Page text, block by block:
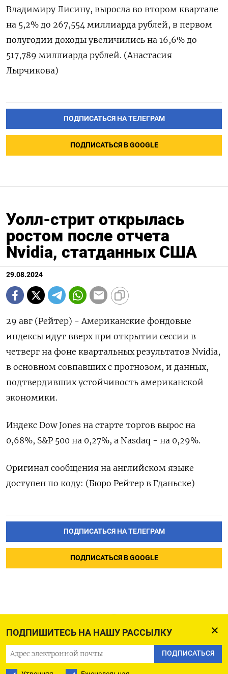
ПОДПИШИТЕСЬ НА НАШУ РАССЫЛКУ
ПОДПИСАТЬСЯ
Владимиру Лисину, выросла во втором квартале
на 5,2% до 267,554 миллиарда рублей, в первом
полугодии доходы увеличились на 16,6% до
517,789 миллиарда рублей. (Анастасия
Лырчикова)
ПОДПИСАТЬСЯ НА ТЕЛЕГРАМ
ПОДПИСАТЬСЯ В GOOGLE
Уолл-стрит открылась
ростом после отчета
Nvidia, статданных США
29.08.2024
29 авг (Рейтер) - Американские фондовые
индексы идут вверх при открытии сессии в
четверг на фоне квартальных результатов Nvidia,
в основном совпавших с прогнозом, и данных,
подтвердивших устойчивость американской
экономики.
Индекс Dow Jones на старте торгов вырос на
0,68%, S&P 500 на 0,27%, а Nasdaq - на 0,29%.
Оригинал сообщения на английском языке
доступен по коду: (Бюро Рейтер в Гданьске)
ПОДПИСАТЬСЯ НА ТЕЛЕГРАМ
ПОДПИСАТЬСЯ В GOOGLE